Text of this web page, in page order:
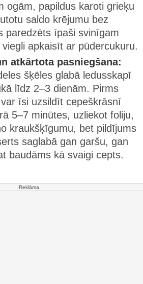
ogām, papildus karoti grieķu
saldo krējumu bez
paredzēts īpaši svinīgam
apkaisīt ar pūdercukuru.
atkārtota pasniegšana:
šķēles glabā ledusskapī
līdz 2–3 dienām. Pirms
īsi uzsildīt cepeškrāsnī
5–7 minūtes, uzliekot foliju,
kraukšķīgumu, bet pildījums
saglabā gan garšu, gan
baudāms kā svaigi cepts.
Reklāma